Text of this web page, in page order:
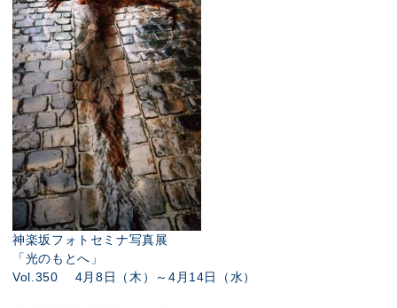
神楽坂フォトセミナ写真展
「光のもとへ」
Vol.350 4月8日（木）～4月14日（水）